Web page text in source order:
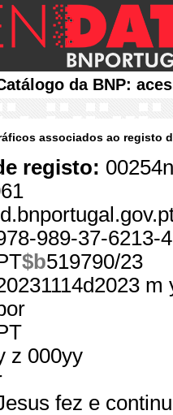
da BNP:
associados ao registo
registo:
989-37-6213-4
$b519790/23
z 000yy
fez e